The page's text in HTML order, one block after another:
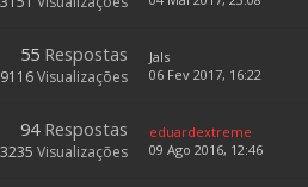
55 Respostas
Visualizações
Jals
06 Fev 2017, 16:22
94 Respostas
Visualizações
eduardextreme
09 Ago 2016, 12:46